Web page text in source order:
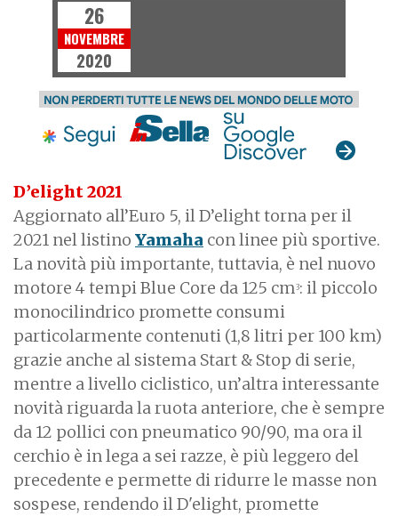
D’elight 2021
Aggiornato all’Euro 5, il D’elight torna per il
2021 nel listino Yamaha con linee più sportive.
La novità più importante, tuttavia, è nel nuovo
motore 4 tempi Blue Core da 125 cm3: il piccolo
monocilindrico promette consumi
particolarmente contenuti (1,8 litri per 100 km)
grazie anche al sistema Start & Stop di serie,
mentre a livello ciclistico, un’altra interessante
novità riguarda la ruota anteriore, che è sempre
da 12 pollici con pneumatico 90/90, ma ora il
cerchio è in lega a sei razze, è più leggero del
precedente e permette di ridurre le masse non
sospese, rendendo il D'elight, promette
26
NOVEMBRE
2020